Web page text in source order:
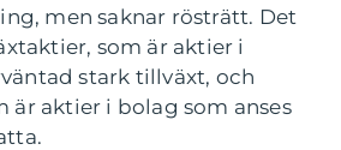
men saknar rösträtt. Det
som är aktier i
stark tillväxt, och
är aktier i bolag som anses